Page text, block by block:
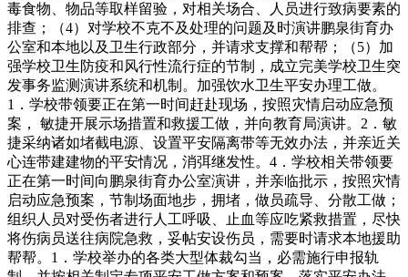
毒食物、物品等取样留验，对相关场合、人员进行致病要素的
排查；（4）对学校不克不及处理的问题及时演讲鹏泉街育办
公室和本地以及卫生行政部分，并请求支撑和帮帮；（5）加
强学校卫生防疫和风行性流行症的节制，成立完美学校卫生突
发事务监测演讲系统和机制。加强饮水卫生平安办理工做。
1．学校带领要正在第一时间赶赴现场，按照灾情启动应急预
案， 敏捷开展示场措置和救援工做，并向教育局演讲。2．敏
捷采纳诸如堵截电源、设置平安隔离带等无效办法，并亲近关
心连带建建物的平安情况，消弭继发性。4．学校相关带领要
正在第一时间向鹏泉街育办公室演讲，并亲临批示，按照灾情
启动应急预案，节制场面地步，拥堵，做员疏导、分散工做；
组织人员对受伤者进行人工呼吸、止血等应吃紧救措置，尽快
将伤病员送往病院急救，妥帖安设伤员，需要时请求本地援助
帮帮。1．学校举办的各类大型体裁勾当，必需施行申报轨